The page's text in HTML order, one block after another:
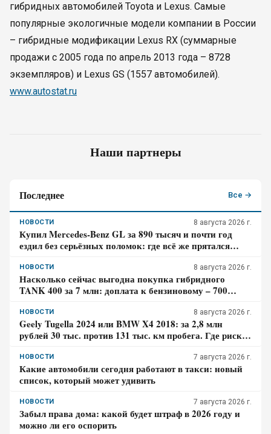
гибридных автомобилей Toyota и Lexus. Самые
популярные экологичные модели компании в России
– гибридные модификации Lexus RX (суммарные
продажи с 2005 года по апрель 2013 года – 8728
экземпляров) и Lexus GS (1557 автомобилей).
www.autostat.ru
Наши партнеры
Последнее Все →
НОВОСТИ 8 августа 2026 г.
Купил Mercedes-Benz GL за 890 тысяч и почти год
ездил без серьёзных поломок: где всё же прятался
НОВОСТИ 8 августа 2026 г.
Насколько сейчас выгодна покупка гибридного
TANK 400 за 7 млн: доплата к бензиновому – 700
НОВОСТИ 8 августа 2026 г.
Geely Tugella 2024 или BMW X4 2018: за 2,8 млн
рублей 30 тыс. против 131 тыс. км пробега. Где риск
НОВОСТИ 7 августа 2026 г.
Какие автомобили сегодня работают в такси: новый
список, который может удивить
НОВОСТИ 7 августа 2026 г.
Забыл права дома: какой будет штраф в 2026 году и
можно ли его оспорить